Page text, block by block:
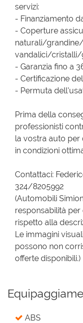
servizi:
- Finanziamento
- Coperture
naturali/
vandalici/cristalli/
- Garanzia fino a
- Certificazione
- Permuta
Prima della
professionisti
la vostra auto per
in condizioni
Contattaci:
324/8205992
(Automobili
responsabilità
rispetto alla
Le immagini
possono non
offerte disponibili.)
ABS